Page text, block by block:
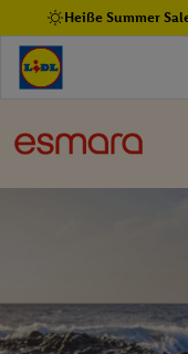
Heiße Summer